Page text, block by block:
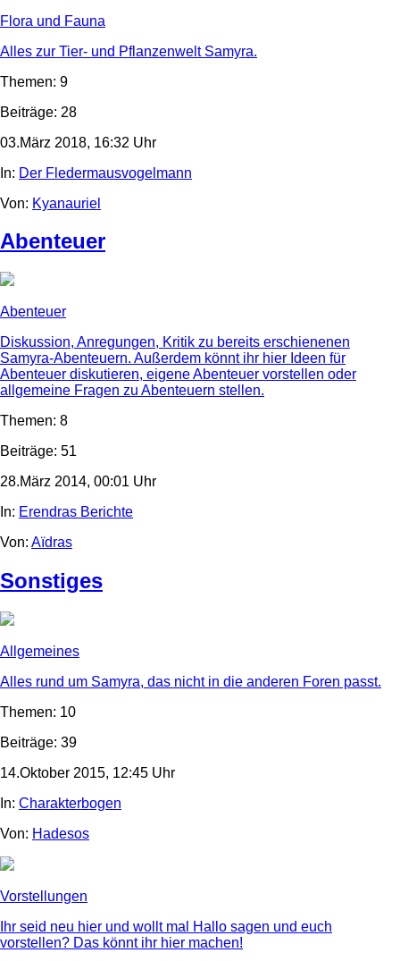
Flora und Fauna
Alles zur Tier- und Pflanzenwelt Samyra.
Themen: 9
Beiträge: 28
03.März 2018, 16:32 Uhr
In: Der Fledermausvogelmann
Von: Kyanauriel
Abenteuer
Abenteuer
Diskussion, Anregungen, Kritik zu bereits erschienenen
Samyra-Abenteuern. Außerdem könnt ihr hier Ideen für
Abenteuer diskutieren, eigene Abenteuer vorstellen oder
allgemeine Fragen zu Abenteuern stellen.
Themen: 8
Beiträge: 51
28.März 2014, 00:01 Uhr
In: Erendras Berichte
Von: Aïdras
Sonstiges
Allgemeines
Alles rund um Samyra, das nicht in die anderen Foren passt.
Themen: 10
Beiträge: 39
14.Oktober 2015, 12:45 Uhr
In: Charakterbogen
Von: Hadesos
Vorstellungen
Ihr seid neu hier und wollt mal Hallo sagen und euch
vorstellen? Das könnt ihr hier machen!